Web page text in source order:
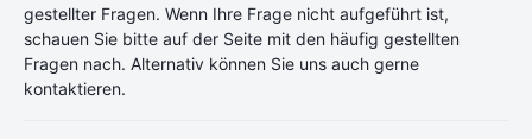
gestellter Fragen. Wenn Ihre Frage nicht aufgeführt ist,
schauen Sie bitte auf der Seite mit den häufig gestellten
Fragen nach. Alternativ können Sie uns auch gerne
kontaktieren.